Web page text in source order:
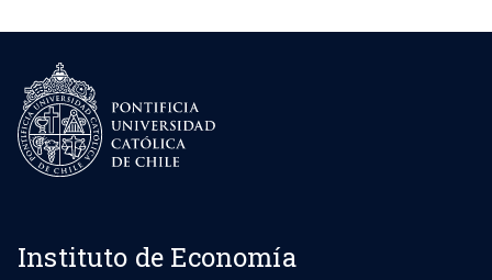
Instituto de Economía